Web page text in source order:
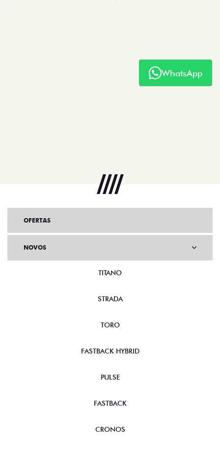
WhatsApp
OFERTAS
NOVOS
TITANO
STRADA
TORO
FASTBACK HYBRID
PULSE
FASTBACK
CRONOS